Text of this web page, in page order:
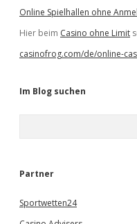
Online Spielhallen ohne
Hier beim Casino ohne Limit
casinofrog.com/de/online-
Im Blog suchen
e
Partner
Sportwetten24